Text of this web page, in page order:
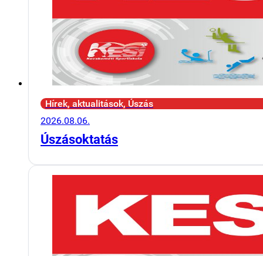
Hírek, aktualitások, Úszás
2026.08.06.
Úszásoktatás